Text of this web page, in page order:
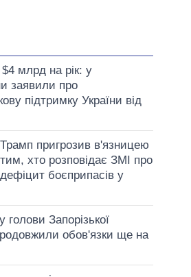
млрд на рік: у
заявили про
підтримку України від
Трамп пригрозив в'язницею
тим, хто розповідає ЗМІ про
дефіцит боєприпасів у
голови Запорізької
обов'язки ще на